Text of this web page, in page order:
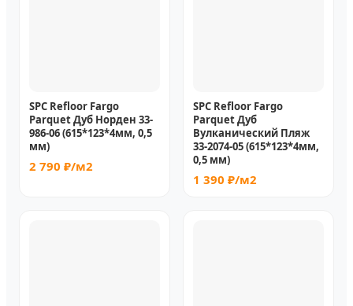
SPC Refloor Fargo
Parquet Дуб Норден 33-
986-06 (615*123*4мм, 0,5
мм)
2 790 ₽/м2
SPC Refloor Fargo
Parquet Дуб
Вулканический Пляж
33-2074-05 (615*123*4мм,
0,5 мм)
1 390 ₽/м2